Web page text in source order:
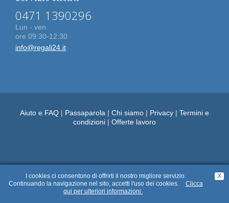
0471 1390296
Lun - ven
ore 09:30-12:30
info@regali24.it
Aiuto e FAQ | Passaparola | Chi siamo | Privacy | Termini e
condizioni | Offerte lavoro
Le migliori idee regalo originali per la Festa della Mamma 2024
Idee regalo per la festa della mamma 2021
X
I cookies ci consentono di offrirti il nostro migliore servizio.
Continuando la navigazione nel sito, accetti l'uso dei cookies.
Clicca
qui per ulteriori informazioni.